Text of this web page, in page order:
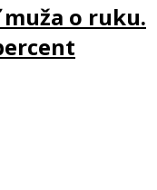
o ruku.